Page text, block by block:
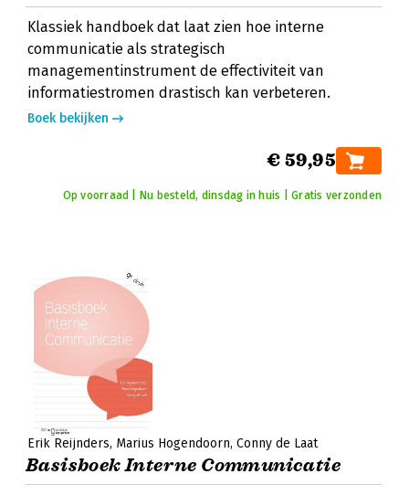
Klassiek handboek dat laat zien hoe interne
communicatie als strategisch
managementinstrument de effectiviteit van
informatiestromen drastisch kan verbeteren.
Boek bekijken
€ 59,95
Op voorraad | Nu besteld, dinsdag in huis | Gratis verzonden
Erik Reijnders Marius Hogendoorn Conny de Laat
Basisboek Interne Communicatie